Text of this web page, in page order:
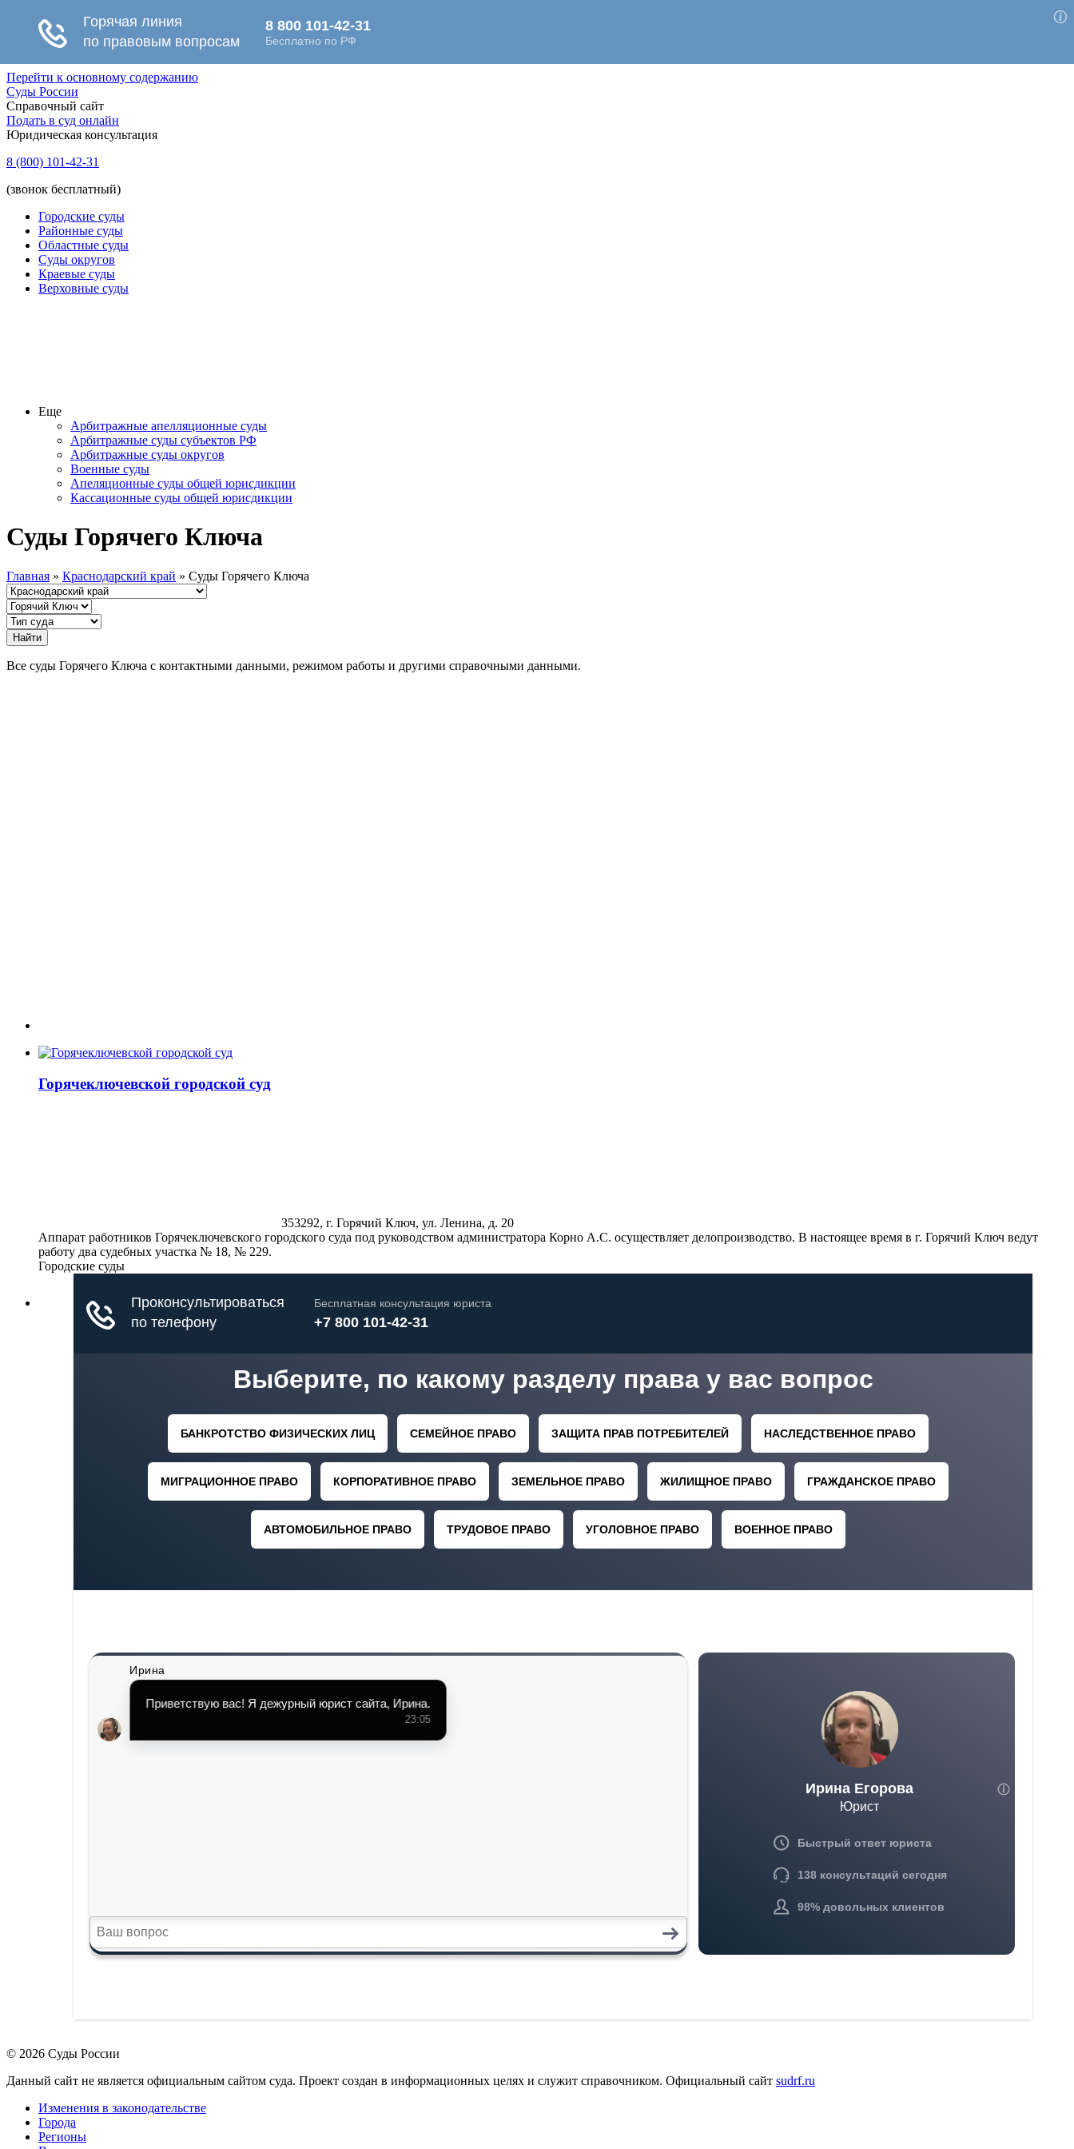
Перейти к основному содержанию
Суды России
Справочный сайт
Подать в суд онлайн
Юридическая консультация
8 (800) 101-42-31
(звонок бесплатный)
Городские суды
Районные суды
Областные суды
Суды округов
Краевые суды
Верховные суды
Еще
Арбитражные апелляционные суды
Арбитражные суды субъектов РФ
Арбитражные суды округов
Военные суды
Апеляционные суды общей юрисдикции
Кассационные суды общей юрисдикции
Суды Горячего Ключа
Главная » Краснодарский край » Суды Горячего Ключа
Все суды Горячего Ключа с контактными данными, режимом работы и другими справочными данными.
Горячеключевской городской суд
353292, г. Горячий Ключ, ул. Ленина, д. 20
Аппарат работников Горячеключевского городского суда под руководством администратора Корно А.С. осуществляет делопроизводство. В настоящее время в г. Горячий Ключ ведут
работу два судебных участка № 18, № 229.
Городские суды
© 2026 Суды России
Данный сайт не является официальным сайтом суда. Проект создан в информационных целях и служит справочником. Официальный сайт sudrf.ru
Изменения в законодательстве
Города
Регионы